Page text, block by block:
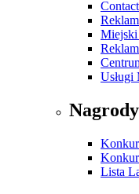
Miejski
Nagrody
Lista